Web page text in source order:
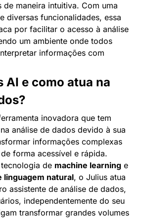
de maneira intuitiva. Com uma
diversas funcionalidades, essa
por facilitar o acesso à análise
um ambiente onde todos
informações com
AI e como atua na
inovadora que tem
análise de dados devido à sua
informações complexas
forma acessível e rápida.
de machine learning
linguagem natural, o Julius atua
assistente de análise de dados,
independentemente do seu
transformar grandes volumes